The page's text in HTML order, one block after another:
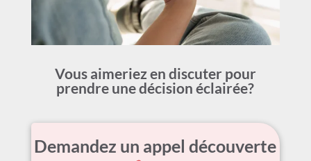
Vous aimeriez en discuter pour
prendre une décision éclairée?
Demandez un appel découverte